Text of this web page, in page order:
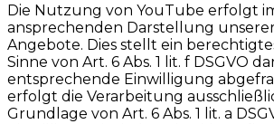
Die Nutzung von YouTube erfolgt
ansprechenden Darstellung
Angebote. Dies stellt ein
Sinne von Art. 6 Abs. 1 lit. f DSGVO
entsprechende Einwilligung
erfolgt die Verarbeitung
Grundlage von Art. 6 Abs. 1 lit. a